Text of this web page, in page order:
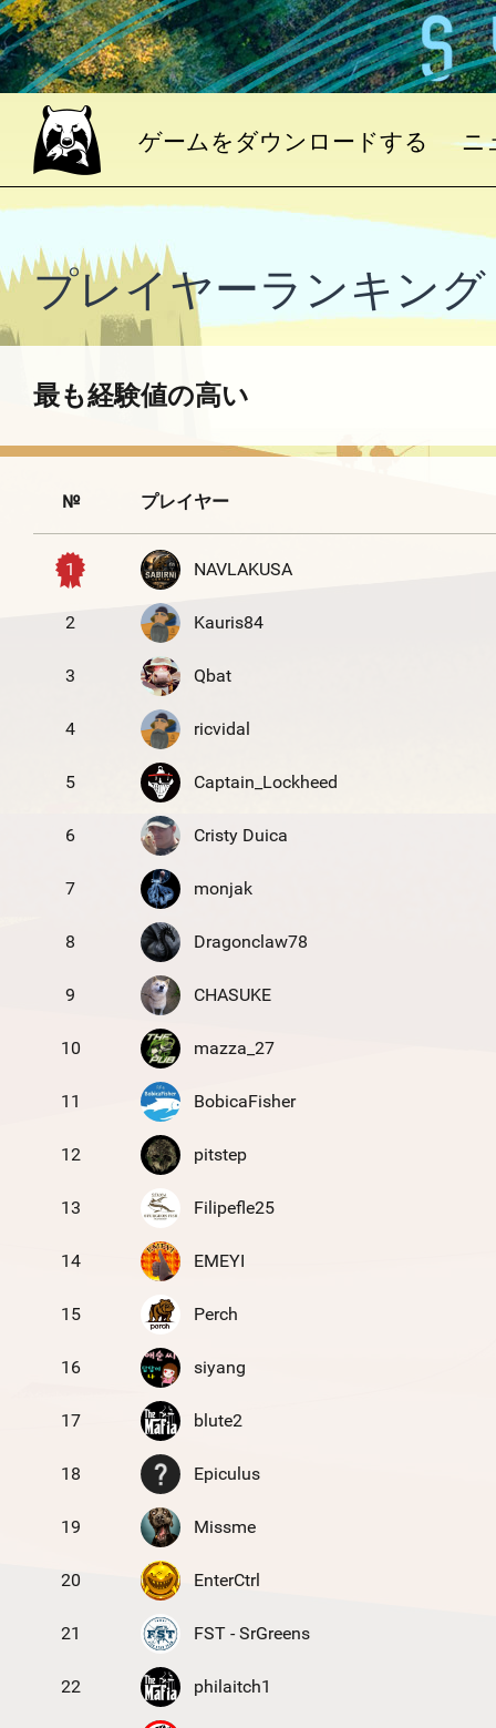
ゲームをダウンロードする ニ
プレイヤーランキング
最も経験値の高い
№ プレイヤー
1 NAVLAKUSA
2 Kauris84
3 Qbat
4 ricvidal
5 Captain_Lockheed
6 Cristy Duica
7 monjak
8 Dragonclaw78
9 CHASUKE
10 mazza_27
11 BobicaFisher
12 pitstep
13 Filipefle25
14 EMEYI
15 Perch
16 siyang
17 blute2
18 Epiculus
19 Missme
20 EnterCtrl
21 FST - SrGreens
22 philaitch1